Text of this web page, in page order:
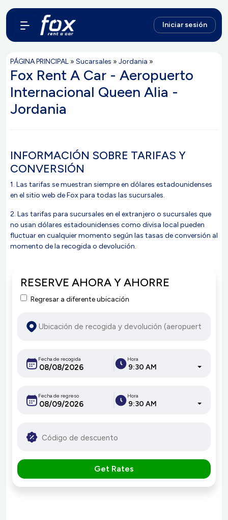
Iniciar sesión
PÁGINA PRINCIPAL » Sucarsales » Jordania »
Fox Rent A Car - Aeropuerto
Internacional Queen Alia -
Jordania
INFORMACIÓN SOBRE TARIFAS Y
CONVERSIÓN
1. Las tarifas se muestran siempre en dólares estadounidenses
en el sitio web de Fox para todas las sucursales.
2. Las tarifas para sucursales en el extranjero o sucursales que
no usan dólares estadounidenses como divisa local pueden
fluctuar en cualquier momento según las tasas de conversión al
momento de la recogida o devolución.
RESERVE AHORA Y AHORRE
Regresar a diferente ubicación
Fecha de recogida Hora
9:30 AM
Fecha de regreso Hora
9:30 AM
Get Rates